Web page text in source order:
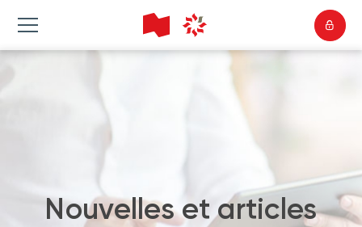
Nouvelles et articles